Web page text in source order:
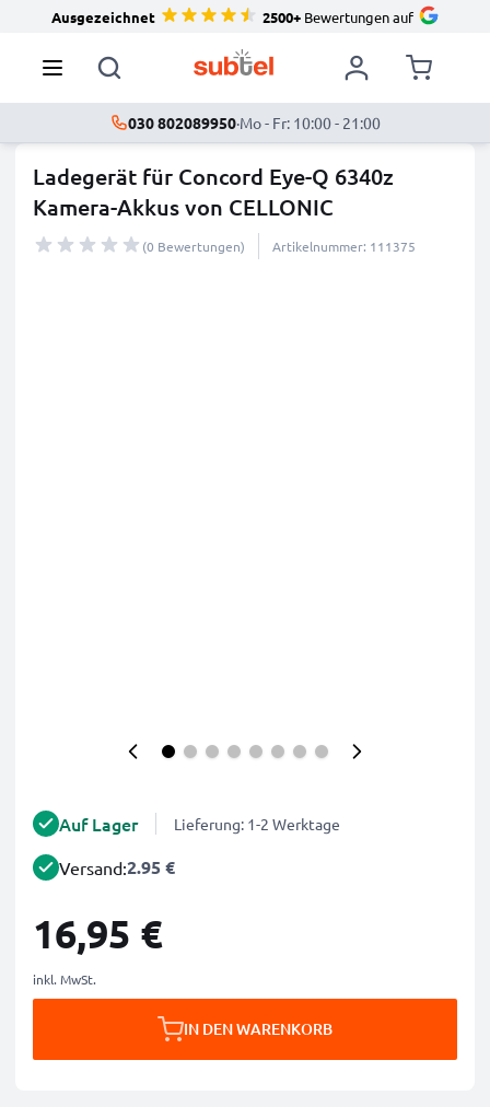
Ausgezeichnet 2500+Bewertungen auf
030 802089950·Mo - Fr: 10:00 - 21:00
Ladegerät für Concord Eye-Q 6340z
Kamera-Akkus von CELLONIC
(0 Bewertungen) Artikelnummer: 111375
Auf Lager Lieferung: 1-2 Werktage
Versand:2.95 €
16,95 €
inkl. MwSt.
IN DEN WARENKORB